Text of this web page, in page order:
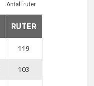
Antall ruter
RUTER
119
103